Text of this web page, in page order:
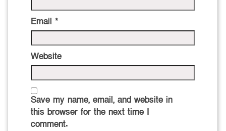
Email *
Website
Save my name, email, and website in
this browser for the next time I
comment.